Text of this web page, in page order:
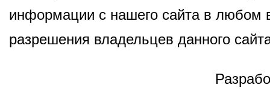
информации с нашего сайта в любом
разрешения владельцев данного